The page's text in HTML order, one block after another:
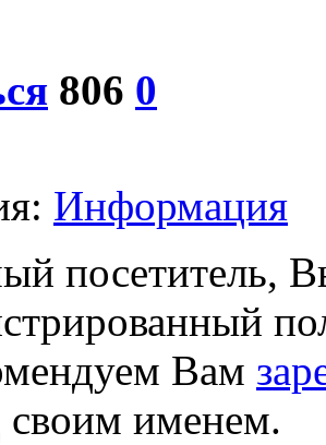
806 0
Информация
посетитель,
Вам
своим именем.